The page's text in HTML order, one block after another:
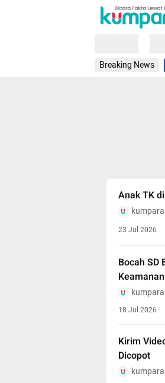
Breaking News
Anak TK
23 Jul 2026
Bocah SD
Keamanan
18 Jul 2026
Kirim
Dicopot